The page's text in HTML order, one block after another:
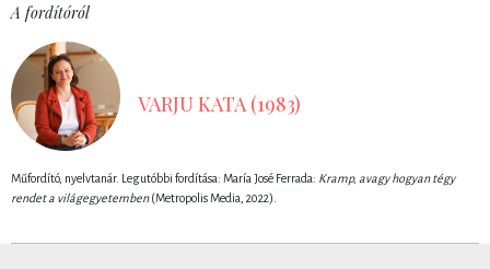
A fordítóról
VARJU KATA (1983)
Műfordító, nyelvtanár. Legutóbbi fordítása: María José Ferrada: Kramp, avagy hogyan tégy
rendet a világegyetemben(Metropolis Media, 2022).